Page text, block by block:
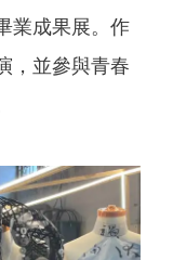
業成果展。作
，並參與青春